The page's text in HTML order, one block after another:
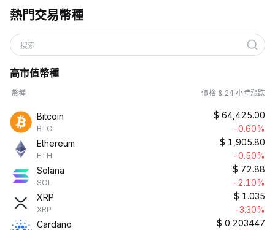
熱門交易幣種
搜索
高市值幣種
幣種 價格 & 24 小時漲跌
Bitcoin
BTC
$ 64,425.00
-0.60%
Ethereum
ETH
$ 1,905.80
-0.50%
Solana
SOL
$ 72.88
-2.10%
XRP
XRP
$ 1.035
-3.30%
Cardano
$ 0.203447